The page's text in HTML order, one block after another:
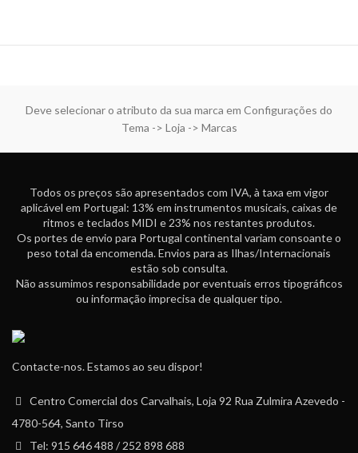
Deve selecionar o atributo da sua marca em Configurações do
Tema -> Loja -> Marcas
Todos os preços são apresentados com IVA, à taxa em vigor
aplicável em Portugal: 13% em instrumentos musicais, caixas de
ritmos e teclados MIDI e 23% nos restantes produtos.
Os portes de envio para Portugal continental variam consoante o
peso total da encomenda. Envios para as Ilhas/Internacionais
estão sob consulta.
Não assumimos responsabilidade por eventuais erros tipográficos
ou informação imprecisa de qualquer tipo.
Contacte-nos. Estamos ao seu dispor!
Centro Comercial dos Carvalhais, Loja 92 Rua Zulmira Azevedo -
4780-564, Santo Tirso
Tel: 915 646 488 / 252 898 688